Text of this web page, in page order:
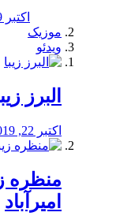
اکتبر 19, 2019
موزیک
ویدئو
البرز
اکتبر 22, 2019
منظره‌‌
امیرآباد